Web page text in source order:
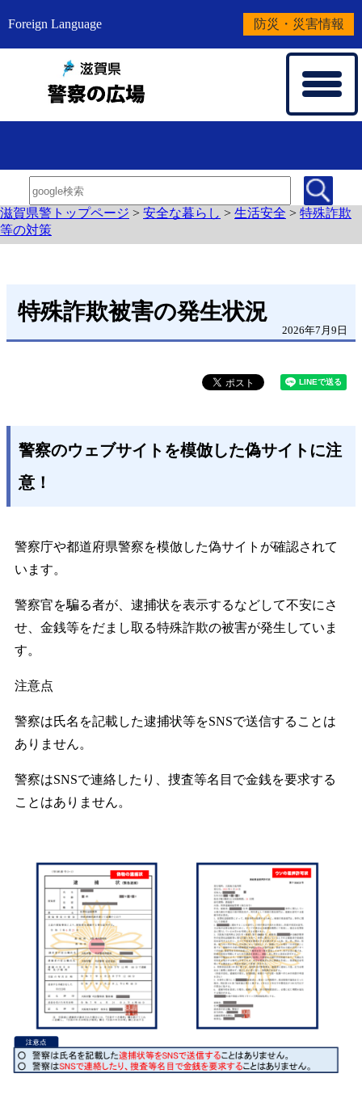
Foreign Language 防災・災害情報
滋賀県警トップページ > 安全な暮らし > 生活安全 > 特殊詐欺
等の対策
特殊詐欺被害の発生状況
2026年7月9日
警察のウェブサイトを模倣した偽サイトに注
意！
警察庁や都道府県警察を模倣した偽サイトが確認されて
います。
警察官を騙る者が、逮捕状を表示するなどして不安にさ
せ、金銭等をだまし取る特殊詐欺の被害が発生していま
す。
注意点
警察は氏名を記載した逮捕状等をSNSで送信することは
ありません。
警察はSNSで連絡したり、捜査等名目で金銭を要求する
ことはありません。